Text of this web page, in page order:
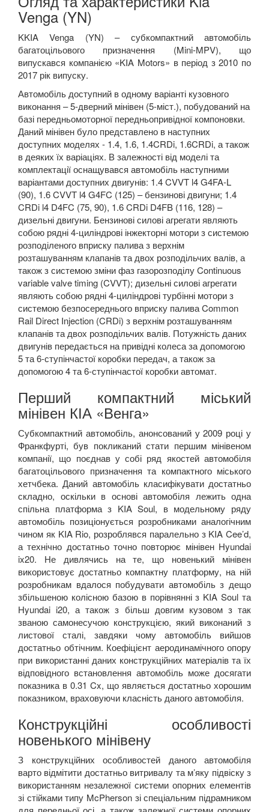
Venga (YN)
KKIA Venga (YN) – субкомпактний автомобіль
багатоцільового призначення (Mini-MPV),
що
випускався компанією «KIA Motors» в період з 2010 по
2017 рік випуску.
Автомобіль доступний в одному варіанті кузовного
виконання – 5-дверний мінівен (5-міст.), побудований на
базі передньомоторної передньопривідної компоновки.
Даний мінівен було представлено в наступних
доступних моделях - 1.4, 1.6, 1.4CRDi, 1.6CRDi, а також
в деяких їх варіаціях. В залежності від моделі та
комплектації оснащувався автомобіль наступними
варіантами доступних двигунів: 1.4CVVT l4G4FA-L
(90), 1.6CVVT l4G4FC (125) – бензинові двигуни; 1.4
CRDi l4 D4FC (75, 90), 1.6CRDi D4FB (116, 128) –
дизельні двигуни. Бензинові силові агрегати являють
собою рядні 4-циліндрові інжекторні мотори з системою
розподіленого вприску палива з верхнім
розташуванням клапанів та двох розподільчих валів, а
також з системою зміни фаз газорозподілуContinuous
variable valve timing (CVVT); дизельні силові агрегати
являють собою рядні 4-циліндрові турбінні мотори з
системою безпосереднього вприску паливаCommon
Rail Direct Injection (CRDi) з верхнім розташуванням
клапанів та двох розподільчих валів. Потужність даних
двигунів передається на привідні колеса за допомогою
5 та 6-ступінчастої коробки передач, а також за
допомогою 4 та 6-ступінчастої коробки автомат.
Перший компактний міський
мінівен КІА «Венга»
Субкомпактний автомобіль, анонсований у 2009 році у
Франкфурті, був покликаний стати першим мінівеном
компанії, що поєднав у собі ряд якостей автомобіля
багатоцільового призначення та компактного міського
хетчбека. Даний автомобіль класифікувати достатньо
складно, оскільки в основі автомобіля лежить одна
спільна платформа з KIA Soul, в модельному ряду
автомобіль позиціонується розробниками аналогічним
чином як KIA Rio, розроблявся паралельно з KIA Cee’d,
а технічно достатньо точно повторює мінівен Hyundai
ix20. Не дивлячись на те, що новенький мінівен
використовує достатньо компактну платформу, на ній
розробникам вдалося побудувати автомобіль з дещо
збільшеною колісною базою в порівнянні з KIA Soul та
Hyundai i20, а також з більш довгим кузовом з так
званою самонесучою конструкцією, який виконаний з
листової сталі, завдяки чому автомобіль вийшов
достатньо обтічним. Коефіцієнт аеродинамічного опору
при використанні даних конструкційних матеріалів та їх
відповідного встановлення автомобіль може досягати
показника в 0.31 Cx, що являється достатньо хорошим
показником, враховуючи класність даного автомобіля.
Конструкційні особливості
новенького мінівену
З конструкційних особливостей даного автомобіля
варто відмітити достатньо витривалу та м’яку підвіску з
використанням незалежної системи опорних елементів
зі стійками типу McPherson зі спеціальним підрамником